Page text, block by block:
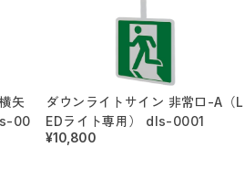
矢
00
ダウンライトサイン 非常口-A（L
EDライト専用） dls-0001
¥10,800